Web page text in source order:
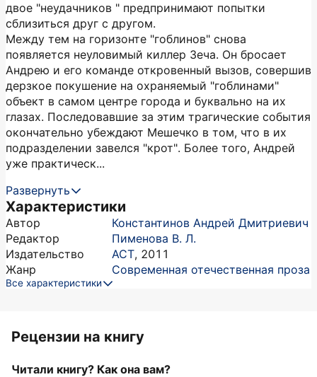
двое "неудачников " предпринимают попытки
сблизиться друг с другом.
Между тем на горизонте "гоблинов" снова
появляется не­уловимый киллер Зеча. Он бросает
Андрею и его команде откровенный вызов, совершив
дерзкое покушение на охраняемый "гоблинами"
объект в самом центре города и буквально на их
глазах. Последовавшие за этим трагические события
окончательно убеждают Мешечко в том, что в их
подразделении завелся "крот". Более того, Андрей
уже практическ...
Развернуть
Характеристики
Автор
Константинов Андрей Дмитриевич
Редактор
Пименова В. Л.
Издательство
АСТ, 2011
Жанр
Современная отечественная проза
Все характеристики
Рецензии на книгу
Читали книгу? Как она вам?